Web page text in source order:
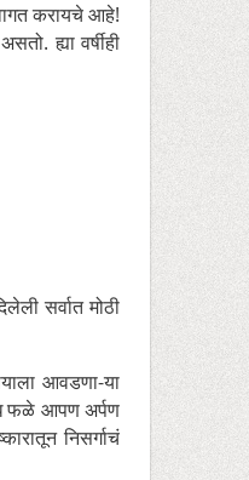
करायचे आहे!
ह्या वर्षीही
सर्वात मोठी
आवडणा-या
फळे आपण अर्पण
निसर्गाचं